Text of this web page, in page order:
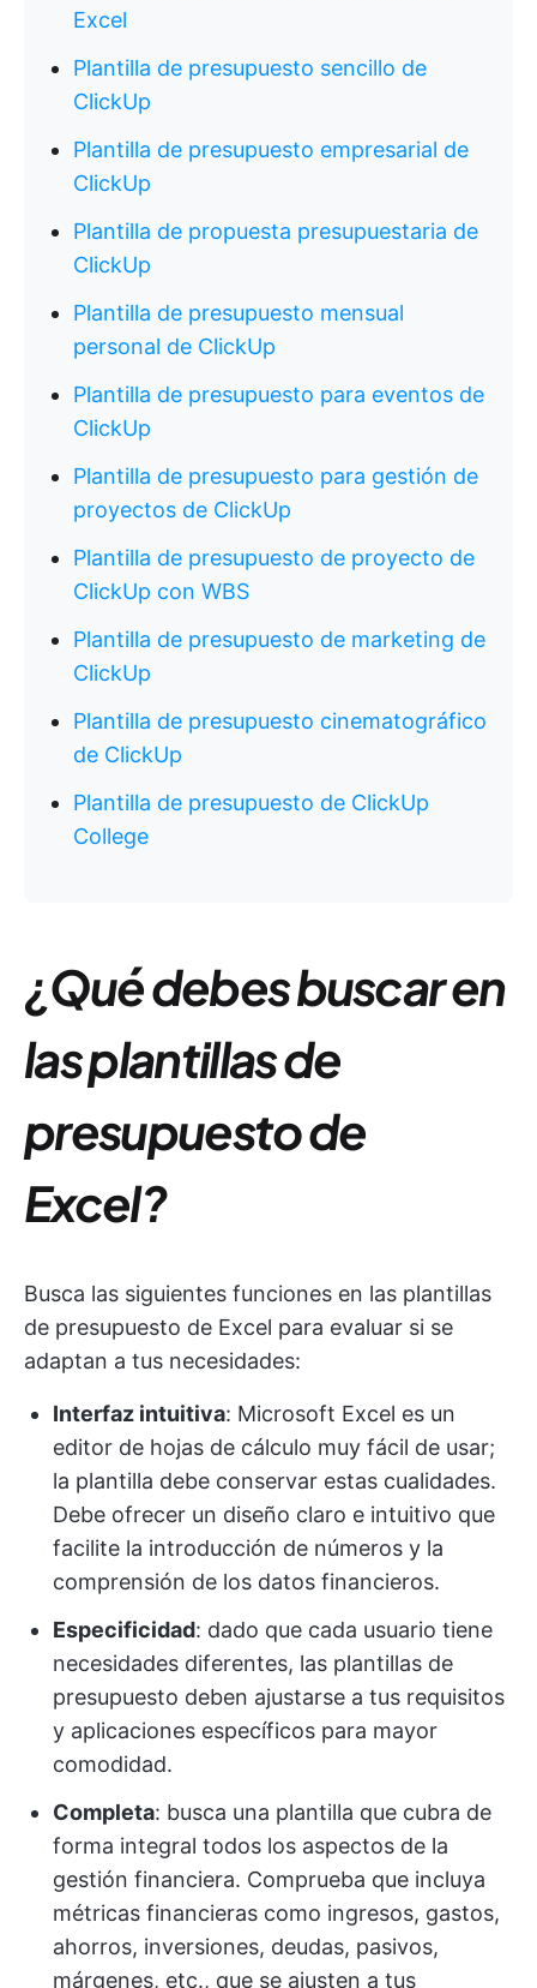
Excel
Plantilla de presupuesto sencillo de
ClickUp
Plantilla de presupuesto empresarial de
ClickUp
Plantilla de propuesta presupuestaria de
ClickUp
Plantilla de presupuesto mensual
personal de ClickUp
Plantilla de presupuesto para eventos de
ClickUp
Plantilla de presupuesto para gestión de
proyectos de ClickUp
Plantilla de presupuesto de proyecto de
ClickUp con WBS
Plantilla de presupuesto de marketing de
ClickUp
Plantilla de presupuesto cinematográfico
de ClickUp
Plantilla de presupuesto de ClickUp
College
¿Qué debes buscar en
las plantillas de
presupuesto de
Excel?
Busca las siguientes funciones en las plantillas
de presupuesto de Excel para evaluar si se
adaptan a tus necesidades:
Interfaz intuitiva: Microsoft Excel es un
editor de hojas de cálculo muy fácil de usar;
la plantilla debe conservar estas cualidades.
Debe ofrecer un diseño claro e intuitivo que
facilite la introducción de números y la
comprensión de los datos financieros.
Especificidad: dado que cada usuario tiene
necesidades diferentes, las plantillas de
presupuesto deben ajustarse a tus requisitos
y aplicaciones específicos para mayor
comodidad.
Completa: busca una plantilla que cubra de
forma integral todos los aspectos de la
gestión financiera. Comprueba que incluya
métricas financieras como ingresos, gastos,
ahorros, inversiones, deudas, pasivos,
márgenes, etc., que se ajusten a tus